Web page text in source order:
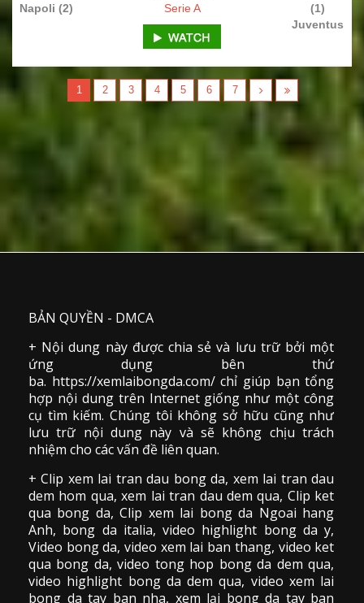
Napoli (2)
(1)
Juventus
Serie A
1 2 3 4 5 6 7
BẢN QUYỀN - DMCA
+ Nội dung này được chia sẻ và lưu trữ bởi một
ứng dụng bên thứ
ba. https://xemlaibongda.com/ chỉ giúp bạn tổng
hợp nội dung trên Internet giống như một công
cụ tìm kiếm. Chúng tôi không sở hữu cũng như
lưu trữ nội dung này và sẽ không chịu trách
nhiệm cho các vấn đề liên quan.
+ Clip xem lai tran dau bong da, xem lai tran dau
dem hom qua, xem lai tran dau dem qua, Clip ket
qua bong da, Clip xem lai bong da Ngoai hang
Anh, bong da italia, video highlight bong da y,
Video bong da,video xem lai ban thang, video ket
qua bong da, video tong hop bong da dem qua,
video highlight bong da dem qua, video xem lai
bong da tay ban nha, xem lại bong da tay ban